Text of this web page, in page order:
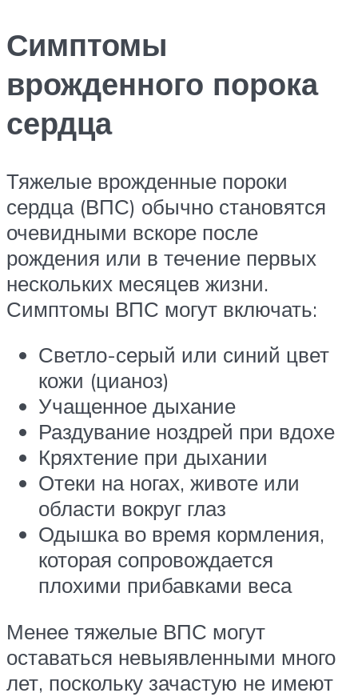
Симптомы
врожденного порока
сердца
Тяжелые врожденные пороки
сердца (ВПС) обычно становятся
очевидными вскоре после
рождения или в течение первых
нескольких месяцев жизни.
Симптомы ВПС могут включать:
Светло-серый или синий цвет
кожи (цианоз)
Учащенное дыхание
Раздувание ноздрей при вдохе
Кряхтение при дыхании
Отеки на ногах, животе или
области вокруг глаз
Одышка во время кормления,
которая сопровождается
плохими прибавками веса
Менее тяжелые ВПС могут
оставаться невыявленными много
лет, поскольку зачастую не имеют